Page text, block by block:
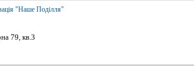
"Наше Поділля"
79, кв.3